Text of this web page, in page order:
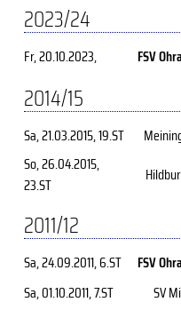
2023/24
Fr, 20.10.2023, FSV
2014/15
Sa, 21.03.2015, 19.ST
So, 26.04.2015,
23.ST
2011/12
Sa, 24.09.2011, 6.ST FSV
Sa, 01.10.2011, 7.ST SV